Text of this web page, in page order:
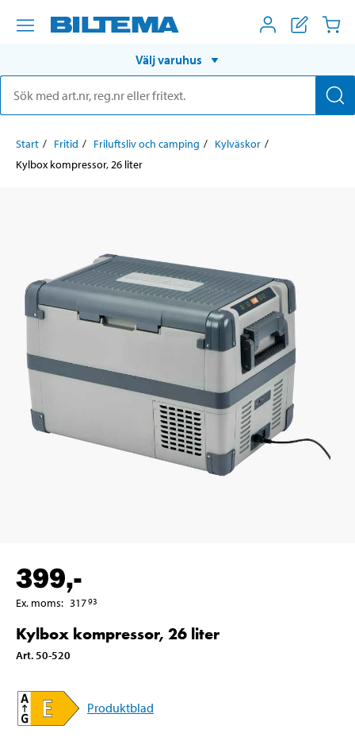
Välj varuhus
Start Fritid Friluftsliv och camping
Kylväskor
Kylbox kompressor, 26 liter
399,-
Ex. moms: 31793
Kylbox kompressor, 26 liter
Art. 50-520
Produktblad